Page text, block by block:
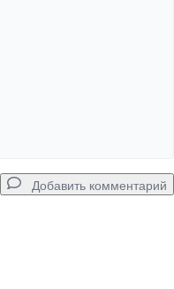
Добавить комментарий